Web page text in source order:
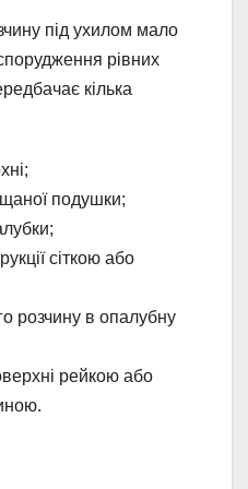
під ухилом мало
рівних
кілька
подушки;
сіткою або
розчину в опалубну
рейкою або